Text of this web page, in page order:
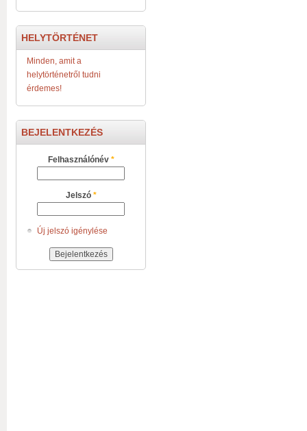
HELYTÖRTÉNET
Minden, amit a
helytörténetről tudni
érdemes!
BEJELENTKEZÉS
Felhasználónév *
Jelszó *
Új jelszó igénylése